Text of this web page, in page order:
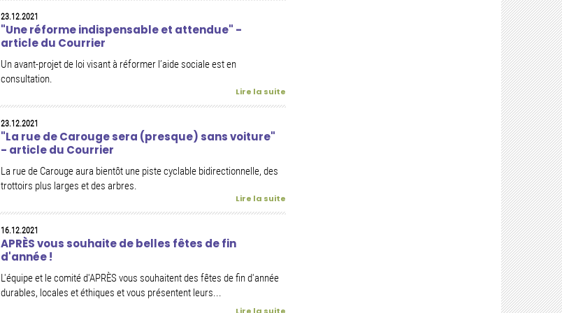
23.12.2021
"Une réforme indispensable et attendue" -
article du Courrier
Un avant-projet de loi visant à réformer l’aide sociale est en
consultation.
Lire la suite
23.12.2021
"La rue de Carouge sera (presque) sans voiture"
- article du Courrier
La rue de Carouge aura bientôt une piste cyclable bidirectionnelle, des
trottoirs plus larges et des arbres.
Lire la suite
16.12.2021
APRÈS vous souhaite de belles fêtes de fin
d'année !
L'équipe et le comité d'APRÈS vous souhaitent des fêtes de fin d'année
durables, locales et éthiques et vous présentent leurs...